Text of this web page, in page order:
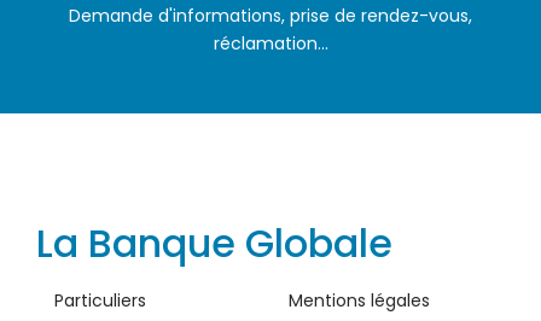
Demande d'informations, prise de rendez-vous,
réclamation...
La Banque Globale
Particuliers
Mentions légales